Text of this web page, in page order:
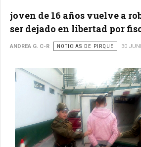
joven de 16 años vuelve a
ser dejado en libertad por
ANDREA G. C-R NOTICIAS DE PIRQUE 30